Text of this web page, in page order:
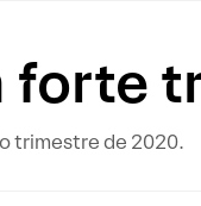
forte
trimestre de 2020.